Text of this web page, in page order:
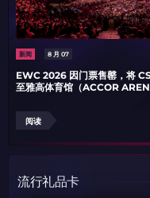
新闻 8 月 07
EWC 2026 因门票售罄，将
至雅高体育馆（ACCOR
阅读
流行礼品卡